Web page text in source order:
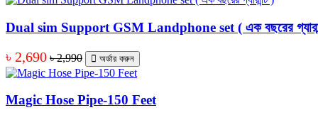
Dual sim Support GSM Landphone set ( এক বছরের
৳ 2,690 ৳ 2,990 অর্ডার করুন
Magic Hose Pipe-150 Feet